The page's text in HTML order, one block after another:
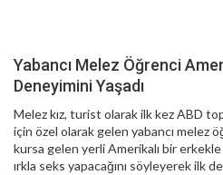
Yabancı Melez Öğrenci
Deneyimini Yaşadı
Melez kız, turist olarak ilk kez ABD
için özel olarak gelen yabancı melez
kursa gelen yerli Amerikalı bir erkekle
ırkla seks yapacağını söyleyerek ilk